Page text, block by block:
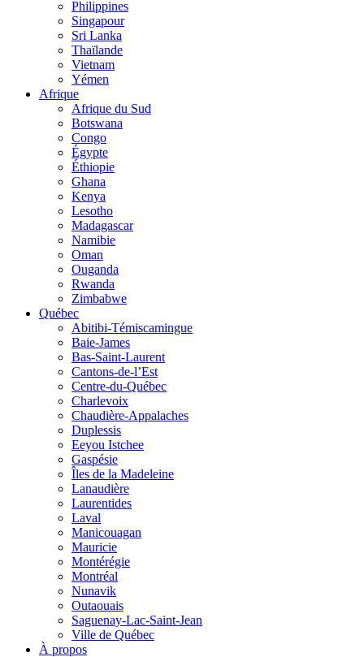
Philippines
Singapour
Sri Lanka
Thaïlande
Vietnam
Yémen
Afrique
Afrique du Sud
Botswana
Congo
Égypte
Éthiopie
Ghana
Kenya
Lesotho
Madagascar
Namibie
Oman
Ouganda
Rwanda
Zimbabwe
Québec
Abitibi-Témiscamingue
Baie-James
Bas-Saint-Laurent
Cantons-de-l’Est
Centre-du-Québec
Charlevoix
Chaudière-Appalaches
Duplessis
Eeyou Istchee
Gaspésie
Îles de la Madeleine
Lanaudière
Laurentides
Laval
Manicouagan
Mauricie
Montérégie
Montréal
Nunavik
Outaouais
Saguenay-Lac-Saint-Jean
Ville de Québec
À propos